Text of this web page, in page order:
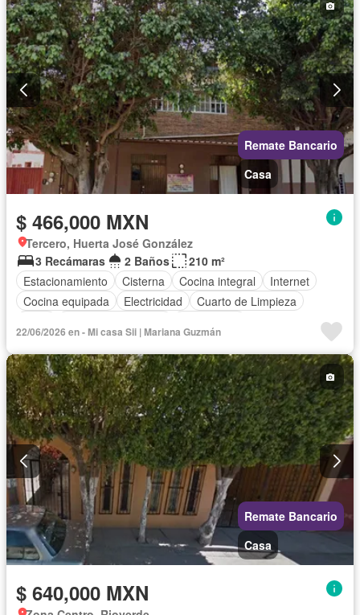
Remate Bancario
Casa
$ 466,000 MXN
Tercero, Huerta José González
3 Recámaras
2 Baños
210 m²
Estacionamiento
Cisterna Cocina integral
Internet
Cocina equipada
Electricidad
Cuarto de Limpieza
Recámara con closet
Wifi
Permite mascotas
Permite niños
Parcialmente amueblado
22/06/2026 en - Mi casa Sii | Mariana Guzmán
Remate Bancario
Casa
$ 640,000 MXN